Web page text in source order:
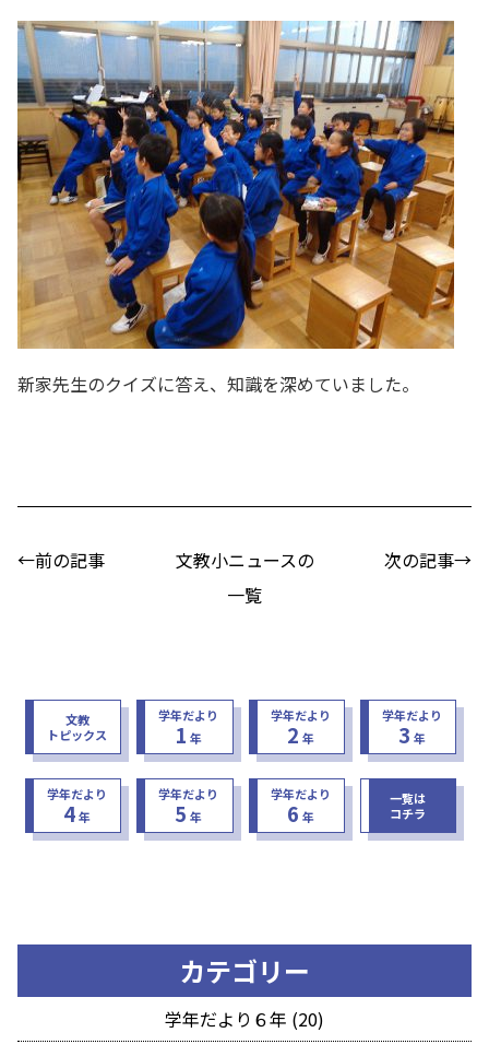
新家先生のクイズに答え、知識を深めていました。
←前の記事
文教小ニュースの
一覧
次の記事→
文教
トピックス
学年だより
1 年
学年だより
2 年
学年だより
3 年
学年だより
4年
学年だより
5 年
学年だより
6 年
一覧は
コチラ
カテゴリー
学年だより６年 (20)